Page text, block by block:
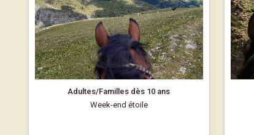
Adultes/Familles dès 10 ans
Week-end étoile